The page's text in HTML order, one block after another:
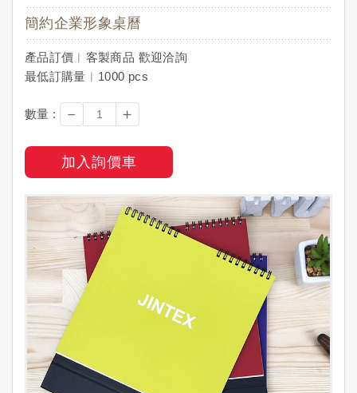
簡約企業形象桌曆
產品訂價︱客製商品 歡迎洽詢
最低訂購量︱1000 pcs
數量 : － ＋
加入詢價車